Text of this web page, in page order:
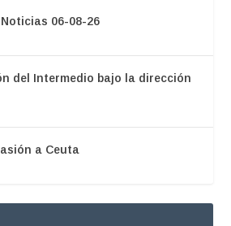
06-08-26
del Intermedio bajo la dirección
a Ceuta